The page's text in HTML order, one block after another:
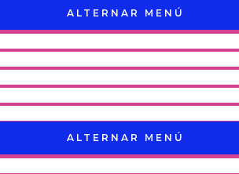
ALTERNAR MENÚ
ALTERNAR MENÚ